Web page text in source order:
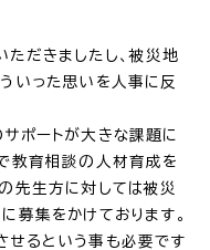
だきましたし、被災地
いった思いを人事に反
ポートが大きな課題に
教育相談の人材育成を
先生方に対しては被災
募集をかけております。
せるという事も必要です